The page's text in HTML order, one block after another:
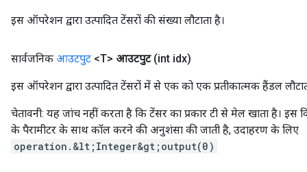
इस ऑपरेशन द्वारा उत्पादित टेंसरों की संख्या लौटाता है।
सार्वजनिक आउटपुट <T> आउटपुट (int idx)
इस ऑपरेशन द्वारा उत्पादित टेंसरों में से एक को एक प्रतीकात्मक हैंडल
चेतावनी: यह जांच नहीं करता है कि टेंसर का प्रकार टी से मेल खाता है। इस
के पैरामीटर के साथ कॉल करने की अनुशंसा की जाती है, उदाहरण के लिए
operation.&lt;Integer&gt;output(0)